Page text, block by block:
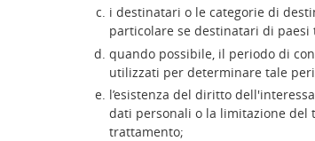
i destinatari o le categorie di
particolare se destinatari di
quando possibile, il periodo di
utilizzati per determinare tale
l’esistenza del diritto
dati personali o la limitazione
trattamento;